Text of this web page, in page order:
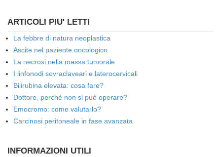
ARTICOLI PIU' LETTI
La febbre di natura neoplastica
Ascite nel paziente oncologico
La necrosi nella massa tumorale
I linfonodi sovraclaveari e laterocervicali
Bilirubina elevata: cosa fare?
Dottore, perché non si può operare?
Emocromo: come valutarlo?
Carcinosi peritoneale in fase avanzata
INFORMAZIONI UTILI